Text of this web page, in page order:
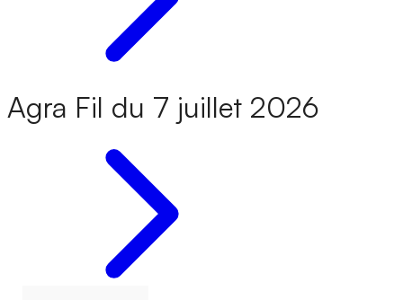
Agra Fil du 7 juillet 2026